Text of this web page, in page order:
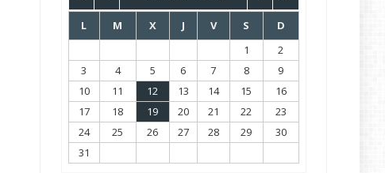
L M X J V S
D
1
2
3
4 5 6 7 8
9
10
11 12 13 14 15
16
17
18 19 20 21 22
23
24
25 26 27 28 29
30
31